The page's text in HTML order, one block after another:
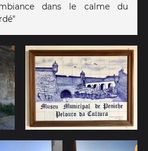
dans le calme du